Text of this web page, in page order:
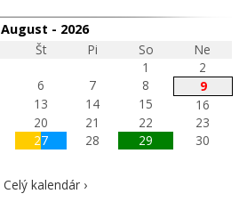
August - 2026
Št Pi So
Ne
1
2
6 7 8
9
13 14 15
16
20 21 22
23
27 28 29
30
Celý kalendár ›